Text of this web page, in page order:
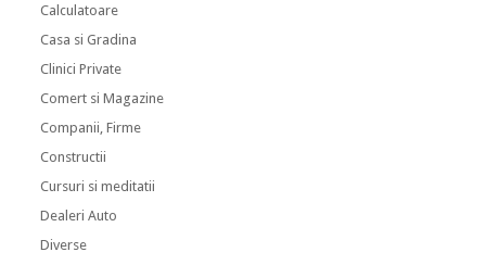
Calculatoare
Casa si Gradina
Clinici Private
Comert si Magazine
Companii, Firme
Constructii
Cursuri si meditatii
Dealeri Auto
Diverse